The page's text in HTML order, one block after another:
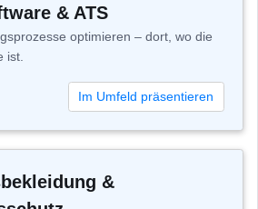
& ATS
optimieren – dort, wo die
ist.
Im Umfeld präsentieren
&